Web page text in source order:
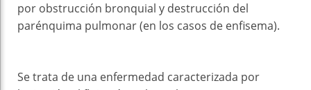
por obstrucción bronquial y destrucción del
parénquima pulmonar (en los casos de enfisema).
Se trata de una enfermedad caracterizada por